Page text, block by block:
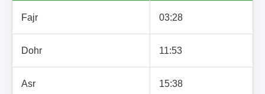
Fajr 03:28
Dohr 11:53
Asr 15:38